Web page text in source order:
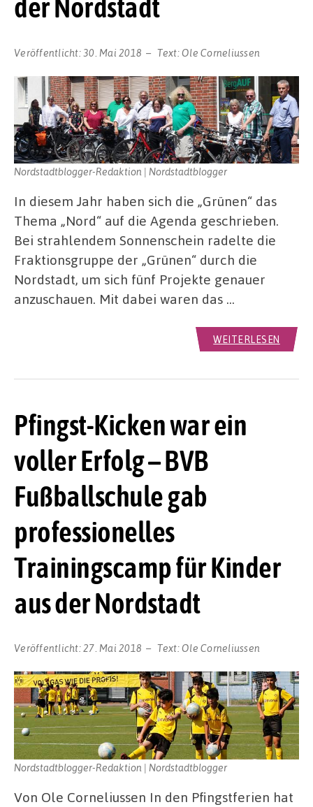
der Nordstadt
Veröffentlicht: 30. Mai 2018 Text:Ole Corneliussen
Nordstadtblogger-Redaktion | Nordstadtblogger
In diesem Jahr haben sich die „Grünen“ das
Thema „Nord“ auf die Agenda geschrieben.
Bei strahlendem Sonnenschein radelte die
Fraktionsgruppe der „Grünen“ durch die
Nordstadt, um sich fünf Projekte genauer
anzuschauen. Mit dabei waren das …
WEITERLESEN
Pfingst-Kicken war ein
voller Erfolg – BVB
Fußballschule gab
professionelles
Trainingscamp für Kinder
aus der Nordstadt
Veröffentlicht:27. Mai 2018 Text:Ole Corneliussen
Nordstadtblogger-Redaktion | Nordstadtblogger
Von Ole Corneliussen In den Pfingstferien hat